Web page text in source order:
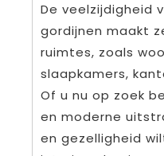
De veelzijdigheid
gordijnen maakt
ruimtes, zoals
slaapkamers,
Of u nu op zoek
en moderne
en gezelligheid